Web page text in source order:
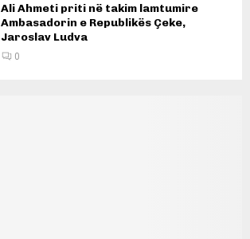
Ali Ahmeti priti në takim lamtumire
Ambasadorin e Republikës Çeke,
Jaroslav Ludva
0